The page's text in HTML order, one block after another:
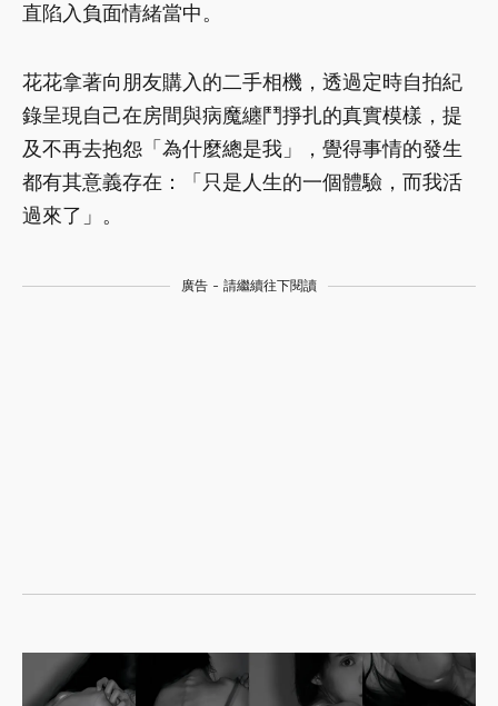
直陷入負面情緒當中。
花花拿著向朋友購入的二手相機，透過定時自拍紀
錄呈現自己在房間與病魔纏鬥掙扎的真實模樣，提
及不再去抱怨「為什麼總是我」，覺得事情的發生
都有其意義存在：「只是人生的一個體驗，而我活
過來了」。
廣告 - 請繼續往下閱讀